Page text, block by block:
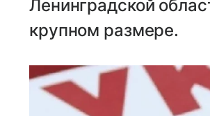
Ленинградской
крупном размере.